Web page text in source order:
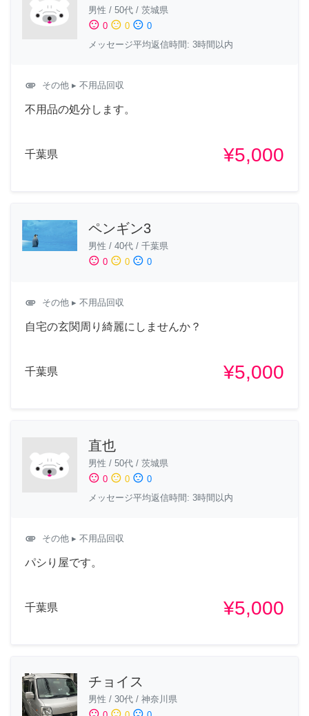
男性 / 50代 / 茨城県
sentiment_satisfied 0 sentiment_neutral 0 sentiment_dissatisfied 0
メッセージ平均返信時間: 3時間以内
attachment その他 ▸ 不用品回収
不用品の処分します。
千葉県 ¥5,000
ペンギン3
男性 / 40代 / 千葉県
sentiment_satisfied 0 sentiment_neutral 0 sentiment_dissatisfied 0
attachment その他 ▸ 不用品回収
自宅の玄関周り綺麗にしませんか？
千葉県 ¥5,000
直也
男性 / 50代 / 茨城県
sentiment_satisfied 0 sentiment_neutral 0 sentiment_dissatisfied 0
メッセージ平均返信時間: 3時間以内
attachment その他 ▸ 不用品回収
パシり屋です。
千葉県 ¥5,000
チョイス
男性 / 30代 / 神奈川県
sentiment_satisfied sentiment_neutral sentiment_dissatisfied